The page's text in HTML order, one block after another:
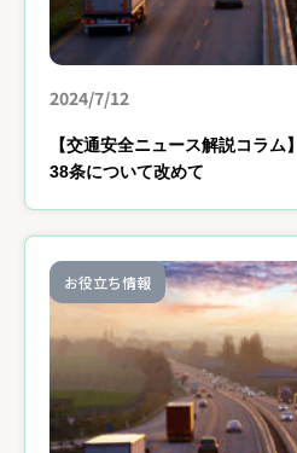
2024/7/12
【交通安全ニュース解説コラ
38条について改めて
お役立ち情報